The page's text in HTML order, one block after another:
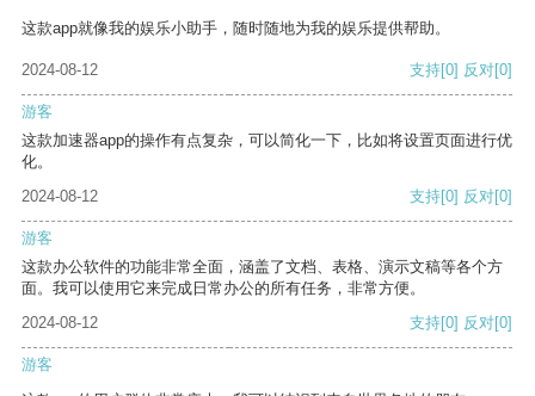
这款app就像我的娱乐小助手，随时随地为我的娱乐提供帮助。
2024-08-12 支持[0] 反对[0]
游客
这款加速器app的操作有点复杂，可以简化一下，比如将设置页面进行优
化。
2024-08-12
支持[0] 反对[0]
游客
这款办公软件的功能非常全面，涵盖了文档、表格、演示文稿等各个方
面。我可以使用它来完成日常办公的所有任务，非常方便。
2024-08-12
支持[0] 反对[0]
游客